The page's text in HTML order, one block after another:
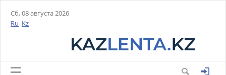
Сб, 08 августа 2026
Ru Kz